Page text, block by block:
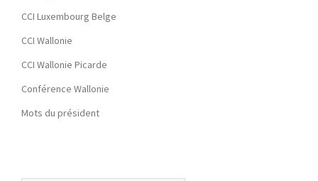
CCI Luxembourg Belge
CCI Wallonie
CCI Wallonie Picarde
Conférence Wallonie
Mots du président